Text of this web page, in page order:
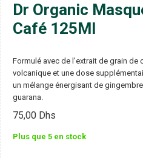
Dr Organic
Café 125Ml
Formulé avec de l’extrait de grain
volcanique et une dose
un mélange énergisant de
guarana.
75,00 Dhs
Plus que 5 en stock